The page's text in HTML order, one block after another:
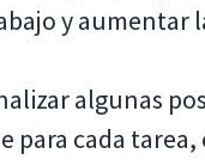
y aumentar
algunas
para cada